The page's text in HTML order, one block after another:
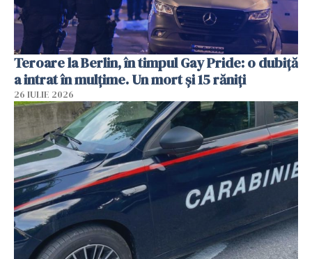
Teroare la Berlin, în timpul Gay Pride: o dubiță
a intrat în mulțime. Un mort și 15 răniți
26 IULIE 2026